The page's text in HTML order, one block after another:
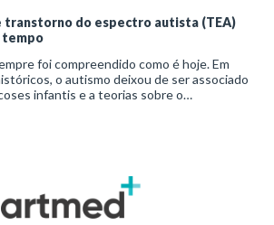
transtorno do espectro autista (TEA)
tempo
foi compreendido como é hoje. Em
o autismo deixou de ser associado
infantis e a teorias sobre o